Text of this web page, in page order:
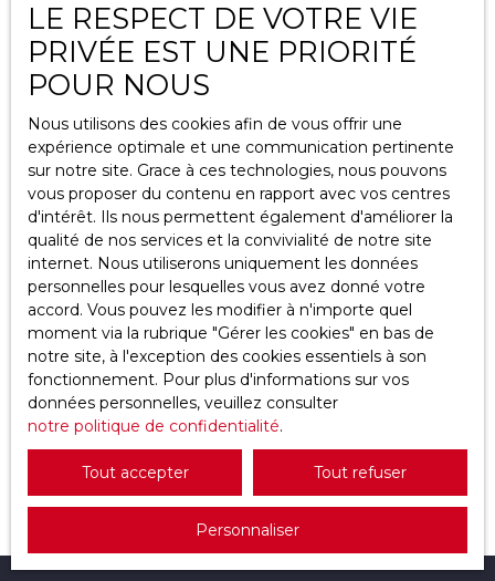
Vente
Maison
Type de bien
Neuville-Bosc (60119)
Localisation
Budget max (€)
Surface min (m²)
Rechercher
Pertinence Créer une alerte
467 000€
Maison individuelle à vendre, 7 pièces -
Neuville-Bosc 60119
7pièces 162m²
Neuville-Bosc 60119
Maison individuelle de 162 m² sur 750 m² de terrain
maison individuelle bâtie en 1990, où chaque détail
respire l’élégance et le confort. Avec ses 7 pièces
dont un séjour de 41 m² baigné de lumière, cette
LE RESPECT DE VOTRE VIE
PRIVÉE EST UNE PRIORITÉ
POUR NOUS
Nous utilisons des cookies afin de vous offrir une
expérience optimale et une communication pertinente
sur notre site. Grace à ces technologies, nous pouvons
vous proposer du contenu en rapport avec vos centres
d'intérêt. Ils nous permettent également d'améliorer la
qualité de nos services et la convivialité de notre site
internet. Nous utiliserons uniquement les données
personnelles pour lesquelles vous avez donné votre
accord. Vous pouvez les modifier à n'importe quel
moment via la rubrique ″Gérer les cookies″ en bas de
notre site, à l'exception des cookies essentiels à son
fonctionnement. Pour plus d'informations sur vos
données personnelles, veuillez consulter
notre politique de confidentialité.
Tout accepter Tout refuser
Personnaliser